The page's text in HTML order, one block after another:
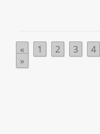
« 1 2 3 4
»